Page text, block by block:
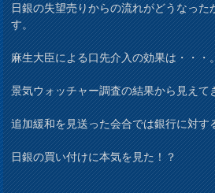
日銀の失望売りからの流れがどうなった
す。
麻生大臣による口先介入の効果は・・・
景気ウォッチャー調査の結果から見えて
追加緩和を見送った会合では銀行に対す
日銀の買い付けに本気を見た！？